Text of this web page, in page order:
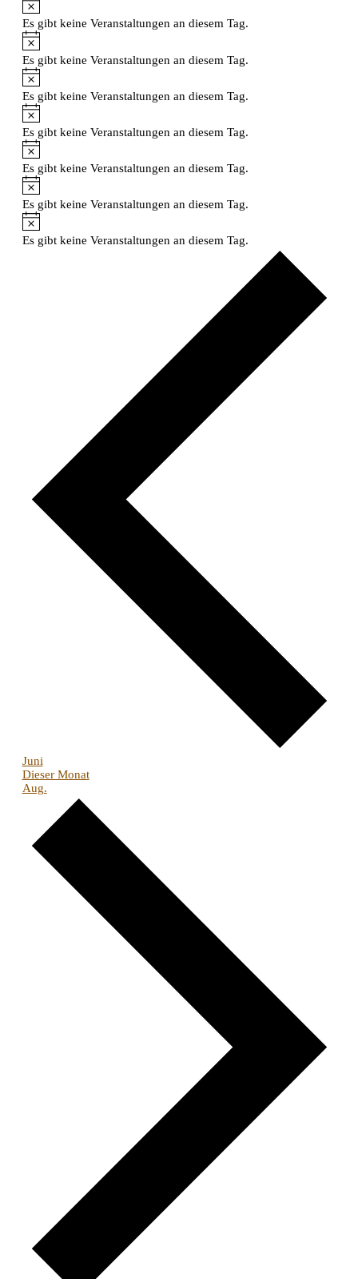
Es gibt keine Veranstaltungen an diesem Tag.
Hinweis
Es gibt keine Veranstaltungen an diesem Tag.
Hinweis
Es gibt keine Veranstaltungen an diesem Tag.
Hinweis
Es gibt keine Veranstaltungen an diesem Tag.
Hinweis
Es gibt keine Veranstaltungen an diesem Tag.
Hinweis
Es gibt keine Veranstaltungen an diesem Tag.
Hinweis
Es gibt keine Veranstaltungen an diesem Tag.
Juni
Dieser Monat
Aug.